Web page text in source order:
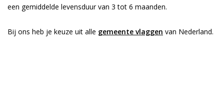
een gemiddelde levensduur van 3 tot 6 maanden.
Bij ons heb je keuze uit alle gemeente vlaggen van Nederland.